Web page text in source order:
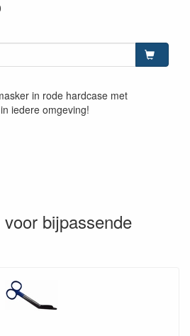
in rode hardcase met
iedere omgeving!
bijpassende